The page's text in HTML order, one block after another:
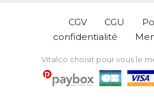
CGV CGU
confidentialité
Vitalco choisit pour vous le